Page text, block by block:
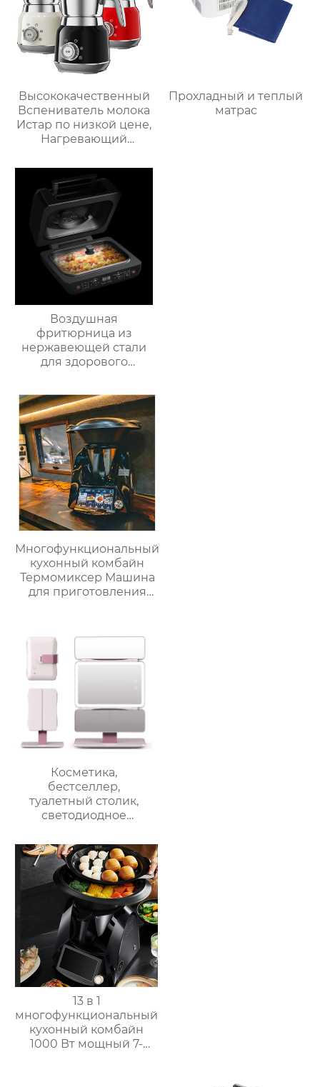
Высококачественный
Вспениватель молока
Истар по низкой цене,
Нагревающий
пену, Электрический
Вспениватель молока
Прохладный и теплый
матрас
Воздушная
фритюрница из
нержавеющей стали
для здорового
содержанием жира
электрическая
воздушная
фритюрница Тостер
духовка воздушная
фритюрница
Многофункциональный
кухонный комбайн
Термомиксер Машина
для приготовления
Косметика,
бестселлер,
туалетный столик,
светодиодное
зеркало для макияжа,
тройное
увеличительное
зеркало для макияжа
с подсветкой
13 в 1
многофункциональный
кухонный комбайн
1000 Вт мощный 7-